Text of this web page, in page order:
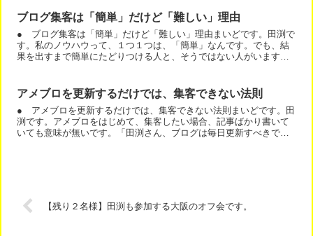
ブログ集客は「簡単」だけど「難しい」理由
● ブログ集客は「簡単」だけど「難しい」理由まいどです。田渕で
す。私のノウハウって、１つ１つは、「簡単」なんです。でも、結
果を出すまで簡単にたどりつける人と、そうではない人がいます。
アメブロを更新するだけでは、集客できない法則
● アメブロを更新するだけでは、集客できない法則まいどです。田
渕です。アメブロをはじめて、集客したい場合、記事ばかり書いて
いても意味が無いです。「田渕さん、ブログは毎日更新すべきです
【残り２名様】田渕も参加する大阪のオフ会です。